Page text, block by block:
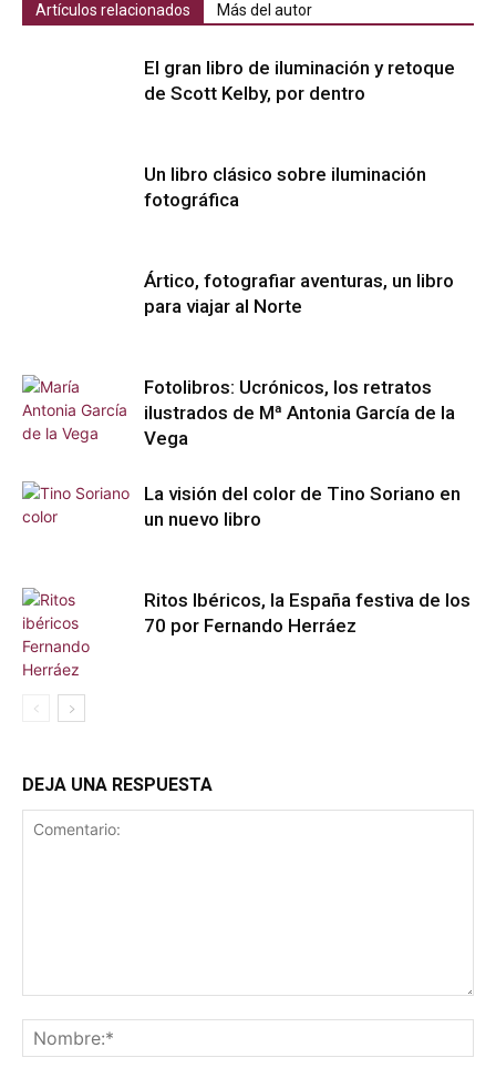
Artículos relacionados Más del autor
El gran libro de iluminación y retoque
de Scott Kelby, por dentro
Un libro clásico sobre iluminación
fotográfica
Ártico, fotografiar aventuras, un libro
para viajar al Norte
Fotolibros: Ucrónicos, los retratos
ilustrados de Mª Antonia García de la
Vega
La visión del color de Tino Soriano en
un nuevo libro
Ritos Ibéricos, la España festiva de los
70 por Fernando Herráez
DEJA UNA RESPUESTA